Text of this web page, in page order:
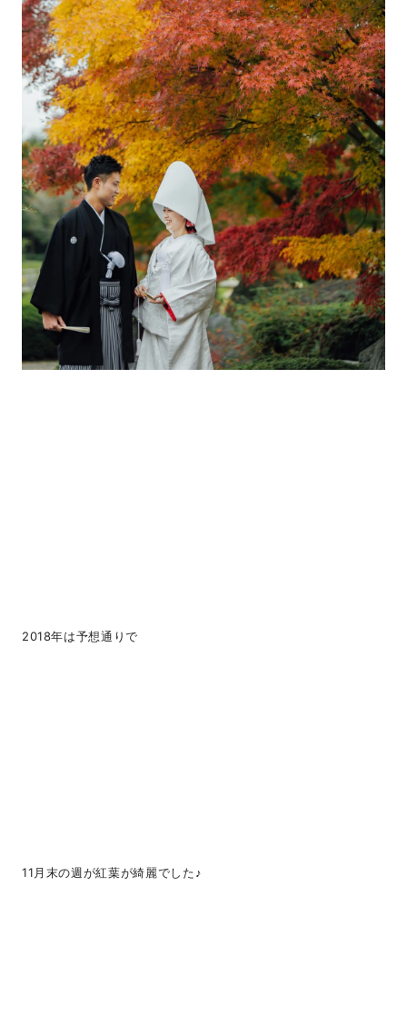
2018年は予想通りで
11月末の週が紅葉が綺麗でした♪